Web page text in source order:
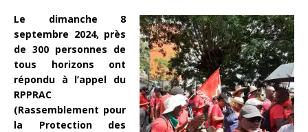
Le dimanche 8
septembre 2024, près
de 300 personnes de
tous horizons ont
répondu à l’appel du
RPPRAC
(Rassemblement pour
la Protection des